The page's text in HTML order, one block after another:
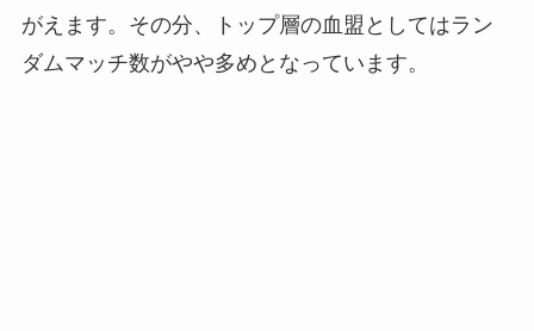
がえます。その分、トップ層の血盟としてはラン
ダムマッチ数がやや多めとなっています。